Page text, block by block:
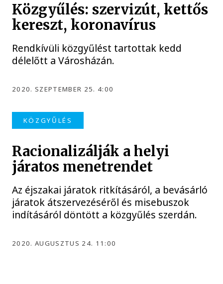
Közgyűlés: szervizút, kettős
kereszt, koronavírus
Rendkívüli közgyűlést tartottak kedd
délelőtt a Városházán.
2020. SZEPTEMBER 25. 4:00
KÖZGYŰLÉS
Racionalizálják a helyi
járatos menetrendet
Az éjszakai járatok ritkításáról, a bevásárló
járatok átszervezéséről és misebuszok
indításáról döntött a közgyűlés szerdán.
2020. AUGUSZTUS 24. 11:00